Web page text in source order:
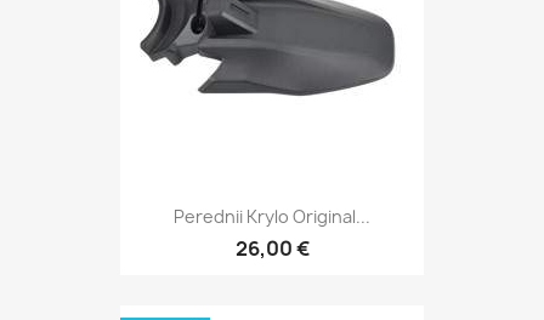
Perednii Krylo Original...
26,00 €